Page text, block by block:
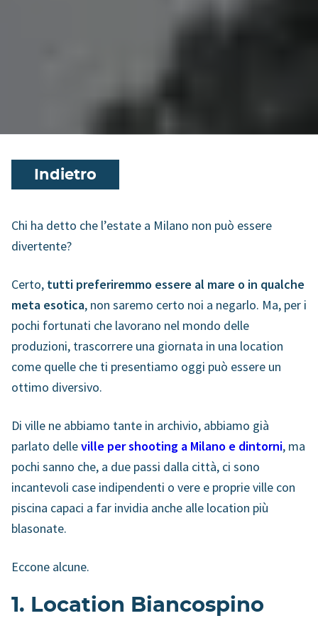
Indietro
Chi ha detto che l’estate a Milano non può essere
divertente?
Certo, tutti preferiremmo essere al mare o in qualche
meta esotica, non saremo certo noi a negarlo. Ma, per i
pochi fortunati che lavorano nel mondo delle
produzioni, trascorrere una giornata in una location
come quelle che ti presentiamo oggi può essere un
ottimo diversivo.
Di ville ne abbiamo tante in archivio, abbiamo già
parlato delleville per shooting a Milano e dintorni, ma
pochi sanno che, a due passi dalla città, ci sono
incantevoli case indipendenti o vere e proprie ville con
piscina capaci a far invidia anche alle location più
blasonate.
Eccone alcune.
1. Location Biancospino